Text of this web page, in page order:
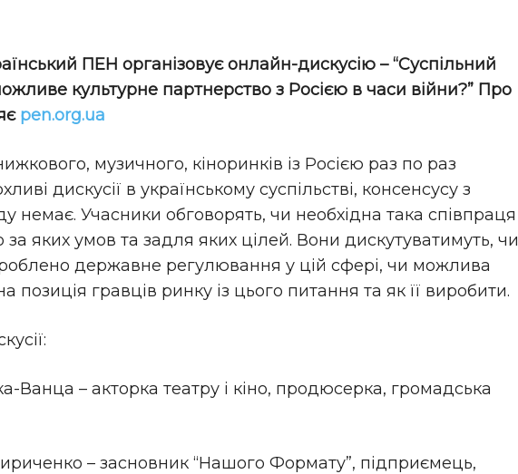
ПЕН організовує онлайн-дискусію – “Суспільний
культурне партнерство з Росією в часи війни?” Про
pen.org.ua
музичного, кіноринків із Росією раз по раз
дискусії в українському суспільстві, консенсусу з
немає. Учасники обговорять, чи необхідна така співпраця
за яких умов та задля яких цілей. Вони дискутуватимуть, чи
державне регулювання у цій сфері, чи можлива
позиція гравців ринку із цього питання та як її виробити.
Ванца – акторка театру і кіно, продюсерка, громадська
– засновник “Нашого Формату”, підприємець,